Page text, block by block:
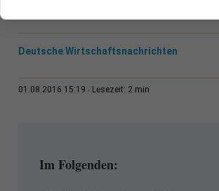
Deutsche Wirtschaftsnachrichten
01.08.2016 15:19 Lesezeit: 2 min
Im Folgenden: